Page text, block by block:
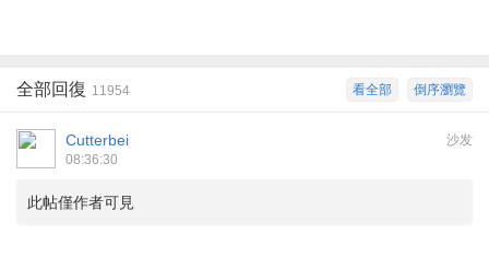
倒序瀏覽
看全部
全部回復 11954
沙发
Cutterbei
08:36:30
此帖僅作者可見